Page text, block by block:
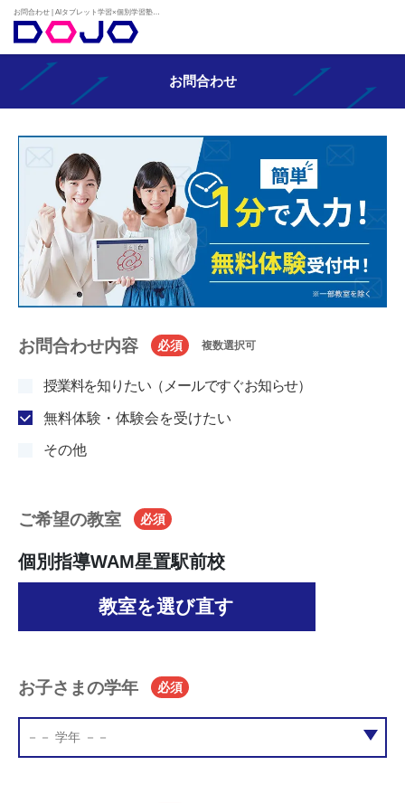
お問合わせ
お問合わせ内容 必須 複数選択可
授業料を知りたい（メールですぐお知らせ）
無料体験・体験会を受けたい
その他
ご希望の教室 必須
個別指導WAM星置駅前校
教室を選び直す
お子さまの学年 必須